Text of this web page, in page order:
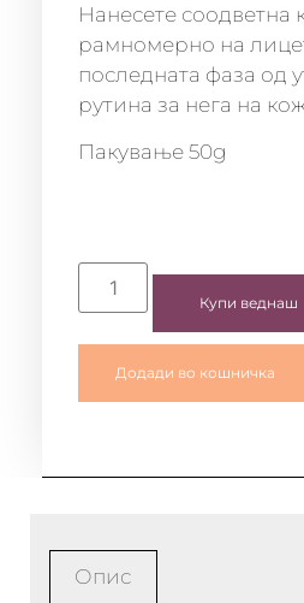
Нанесете соодветна
рамномерно на
последната фаза од
рутина за нега на
Пакување 50g
Купи веднаш
Додади во кошничка
Опис